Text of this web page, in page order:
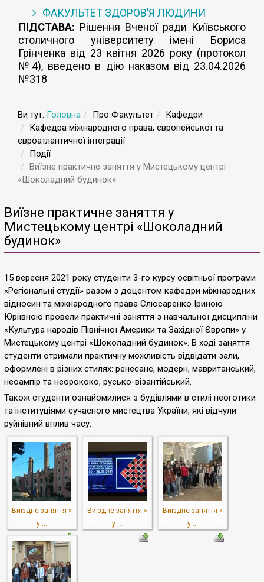
ФАКУЛЬТЕТ ЗДОРОВ’Я ЛЮДИНИ
ПІДСТАВА: Рішення Вченої ради Київського
столичного університету імені Бориса
Грінченка від 23 квітня 2026 року (протокол
№4), введено в дію наказом від 23.04.2026
№318
Ви тут: Головна Про Факультет
Кафедри
Кафедра міжнародного права, європейської та
євроатлантичної інтеграції
Події
Виїзне практичне заняття у Мистецькому центрі
«Шоколадний будинок»
Виїзне практичне заняття у
Мистецькому центрі «Шоколадний
будинок»
15 вересня 2021 року студенти 3-го курсу освітньої програми
«Регіональні студії» разом з доцентом кафедри міжнародних
відносин та міжнародного права Слюсаренко Іриною
Юріївною провели практичні заняття з навчальної дисципліни
«Культура народів Північної Америки та Західної Європи» у
Мистецькому центрі «Шоколадний будинок». В ході заняття
студенти отримали практичну можливість відвідати зали,
оформлені в різних стилях: ренесанс, модерн, мавританський,
неоампір та неорококо, русько-візантійський.
Також студенти ознайомилися з будівлями в стилі неоготики
та інституціями сучасного мистецтва України, які відчули
руйнівний вплив часу.
Виїздне заняття »
у ...
Виїздне заняття »
у ...
Виїздне заняття »
у ...